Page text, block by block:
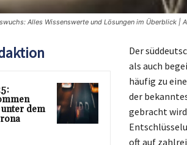
Alles Wissenswerte und Lösungen im Überblick |
dem
Der
als auch
häufig zu
der
gebracht
oft auf